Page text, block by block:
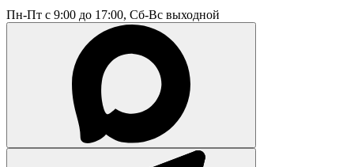
Пн-Пт с 9:00 до 17:00, Сб-Вс выходной